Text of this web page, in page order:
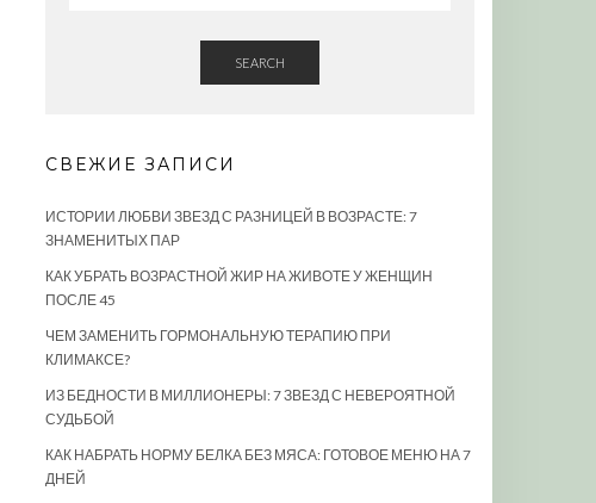
SEARCH
СВЕЖИЕ ЗАПИСИ
ИСТОРИИ ЛЮБВИ ЗВЕЗД С РАЗНИЦЕЙ В ВОЗРАСТЕ: 7
ЗНАМЕНИТЫХ ПАР
КАК УБРАТЬ ВОЗРАСТНОЙ ЖИР НА ЖИВОТЕ У ЖЕНЩИН
ПОСЛЕ 45
ЧЕМ ЗАМЕНИТЬ ГОРМОНАЛЬНУЮ ТЕРАПИЮ ПРИ
КЛИМАКСЕ?
ИЗ БЕДНОСТИ В МИЛЛИОНЕРЫ: 7 ЗВЕЗД С НЕВЕРОЯТНОЙ
СУДЬБОЙ
КАК НАБРАТЬ НОРМУ БЕЛКА БЕЗ МЯСА: ГОТОВОЕ МЕНЮ НА 7
ДНЕЙ